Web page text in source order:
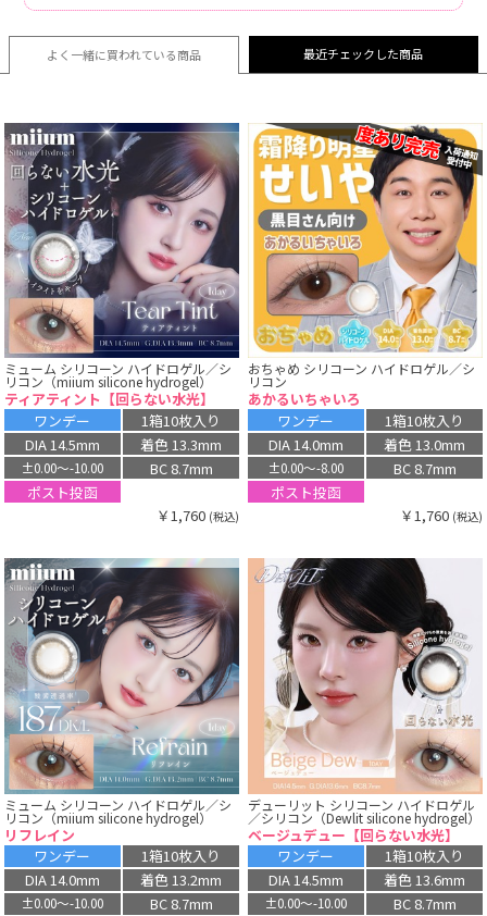
よく一緒に買われている商品 最近チェックした商品
ミューム シリコーン ハイドロゲル／シ
リコン（miium silicone hydrogel）
ティアティント【回らない水光】
ワンデー
1箱10枚入り
DIA 14.5mm
着色 13.3mm
±0.00〜-10.00
BC 8.7mm
ポスト投函
￥1,760 (税込)
おちゃめ シリコーン ハイドロゲル／シ
リコン
あかるいちゃいろ
ワンデー
1箱10枚入り
DIA 14.0mm
着色 13.0mm
±0.00〜-8.00
BC 8.7mm
ポスト投函
￥1,760 (税込)
ミューム シリコーン ハイドロゲル／シ
リコン（miium silicone hydrogel）
リフレイン
ワンデー
1箱10枚入り
DIA 14.0mm
着色 13.2mm
±0.00〜-10.00
BC 8.7mm
デューリット シリコーン ハイドロゲル
／シリコン（Dewlit silicone hydrogel）
ベージュデュー【回らない水光】
ワンデー
1箱10枚入り
DIA 14.5mm
着色 13.6mm
±0.00〜-10.00
BC 8.7mm